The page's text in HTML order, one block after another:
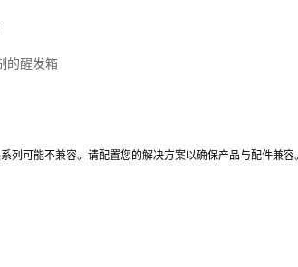
的醒发箱
列可能不兼容。请配置您的解决方案以确保产品与配件兼容。